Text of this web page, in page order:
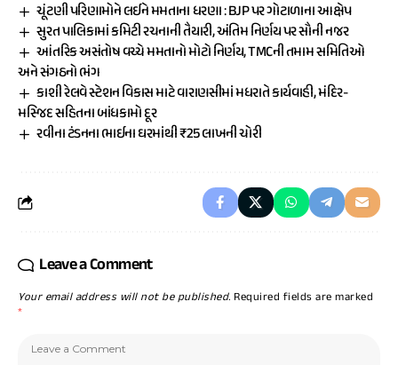
ચૂંટણી પરિણામોને લઈને મમતાના ધરણા : BJP પર ગોટાળાના આક્ષેપ
સુરત પાલિકામાં કમિટી રચનાની તૈયારી, અંતિમ નિર્ણય પર સૌની નજર
આંતરિક અસંતોષ વચ્ચે મમતાનો મોટો નિર્ણય, TMCની તમામ સમિતિઓ
અને સંગઠનો ભંગ
કાશી રેલવે સ્ટેશન વિકાસ માટે વારાણસીમાં મધરાતે કાર્યવાહી, મંદિર-
મસ્જિદ સહિતના બાંધકામો દૂર
રવીના ટંડનના ભાઈના ઘરમાંથી ₹25 લાખની ચોરી
Leave a Comment
Your email address will not be published. Required fields are marked
*